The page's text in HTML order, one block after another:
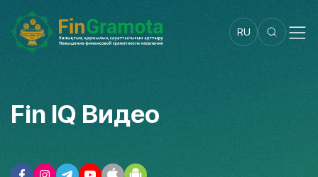
RU
Fin IQ Видео